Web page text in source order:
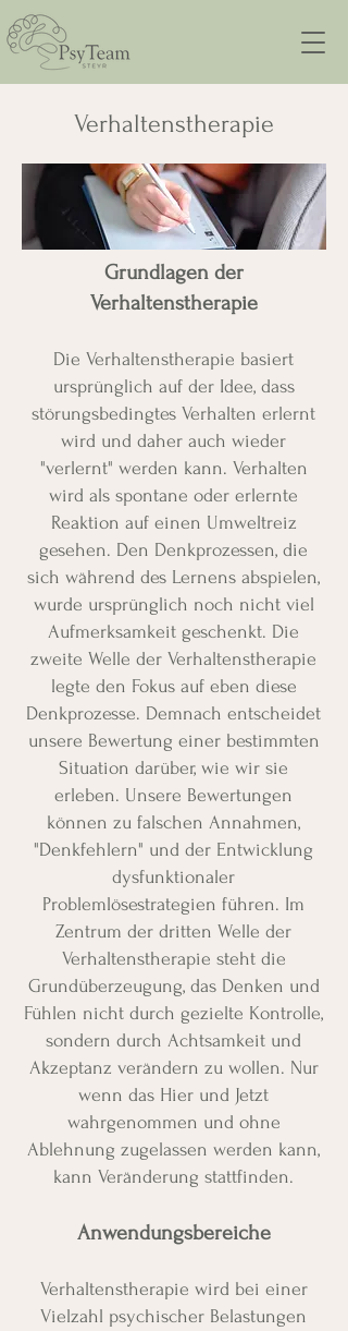
Verhaltenstherapie
Grundlagen der
Verhaltenstherapie
Die Verhaltenstherapie basiert
ursprünglich auf der Idee, dass
störungsbedingtes Verhalten erlernt
wird und daher auch wieder
"verlernt" werden kann. Verhalten
wird als spontane oder erlernte
Reaktion auf einen Umweltreiz
gesehen. Den Denkprozessen, die
sich während des Lernens abspielen,
wurde ursprünglich noch nicht viel
Aufmerksamkeit geschenkt. Die
zweite Welle der Verhaltenstherapie
legte den Fokus auf eben diese
Denkprozesse. Demnach entscheidet
unsere Bewertung einer bestimmten
Situation darüber, wie wir sie
erleben. Unsere Bewertungen
können zu falschen Annahmen,
"Denkfehlern" und der Entwicklung
dysfunktionaler
Problemlösestrategien führen. Im
Zentrum der dritten Welle der
Verhaltenstherapie steht die
Grundüberzeugung, das Denken und
Fühlen nicht durch gezielte Kontrolle,
sondern durch Achtsamkeit und
Akzeptanz verändern zu wollen. Nur
wenn das Hier und Jetzt
wahrgenommen und ohne
Ablehnung zugelassen werden kann,
kann Veränderung stattfinden.
Anwendungsbereiche
Verhaltenstherapie wird bei einer
Vielzahl psychischer Belastungen